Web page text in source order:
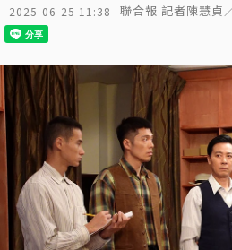
2025-06-25 11:38 聯合報 記者陳慧貞